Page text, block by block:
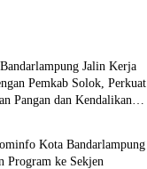
Jalin Kerja
Pemkab Solok, Perkuat
Pangan dan Kendalikan
Kota 2026
Kota Bandarlampung
Program ke Sekjen